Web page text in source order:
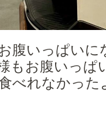
腹いっぱいに
もお腹いっぱ
べれなかった